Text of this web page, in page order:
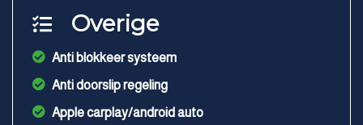
Overige
Anti blokkeer systeem
Anti doorslip regeling
Apple carplay/android auto